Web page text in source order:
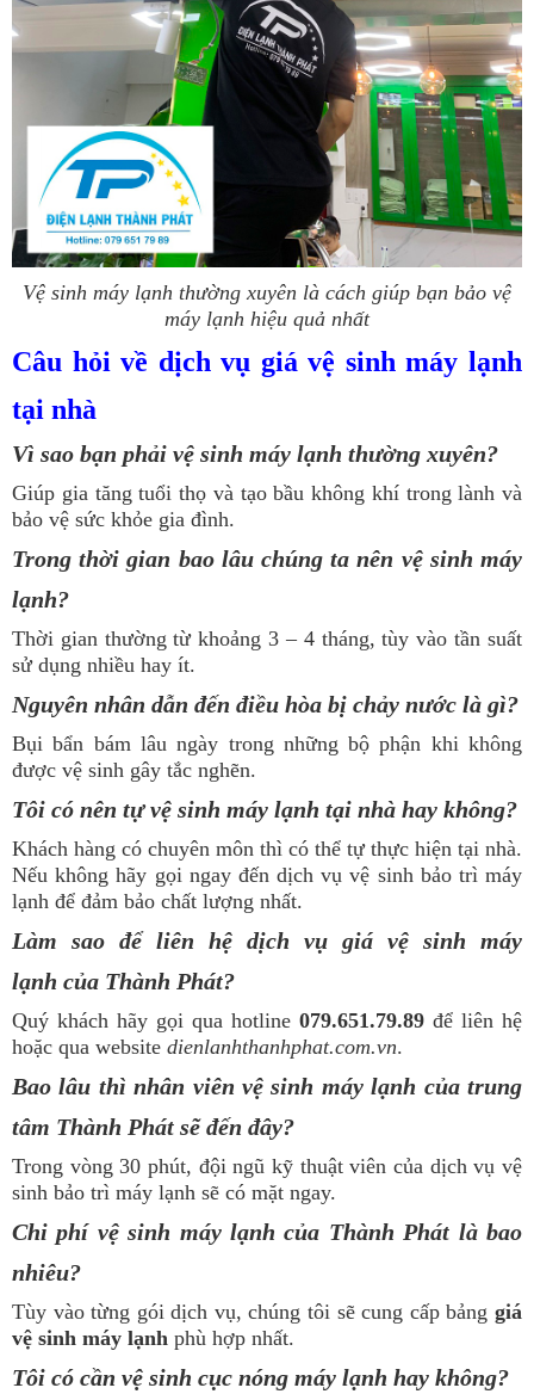
Vệ sinh máy lạnh thường xuyên là cách giúp bạn bảo vệ
máy lạnh hiệu quả nhất
Câu hỏi về dịch vụ giá vệ sinh máy lạnh
tại nhà
Vì sao bạn phải vệ sinh máy lạnh thường xuyên?
Giúp gia tăng tuổi thọ và tạo bầu không khí trong lành và
bảo vệ sức khỏe gia đình.
Trong thời gian bao lâu chúng ta nên vệ sinh máy
lạnh?
Thời gian thường từ khoảng 3 – 4 tháng, tùy vào tần suất
sử dụng nhiều hay ít.
Nguyên nhân dẫn đến điều hòa bị chảy nước là gì?
Bụi bẩn bám lâu ngày trong những bộ phận khi không
được vệ sinh gây tắc nghẽn.
Tôi có nên tự vệ sinh máy lạnh tại nhà hay không?
Khách hàng có chuyên môn thì có thể tự thực hiện tại nhà.
Nếu không hãy gọi ngay đến dịch vụ vệ sinh bảo trì máy
lạnh để đảm bảo chất lượng nhất.
Làm sao để liên hệ dịch vụ giá vệ sinh máy
lạnh của Thành Phát?
Quý khách hãy gọi qua hotline 079.651.79.89 để liên hệ
hoặc qua website dienlanhthanhphat.com.vn.
Bao lâu thì nhân viên vệ sinh máy lạnh của trung
tâm Thành Phát sẽ đến đây?
Trong vòng 30 phút, đội ngũ kỹ thuật viên của dịch vụ vệ
sinh bảo trì máy lạnh sẽ có mặt ngay.
Chi phí vệ sinh máy lạnh của Thành Phát là bao
nhiêu?
Tùy vào từng gói dịch vụ, chúng tôi sẽ cung cấp bảng giá
vệ sinh máy lạnh phù hợp nhất.
Tôi có cần vệ sinh cục nóng máy lạnh hay không?